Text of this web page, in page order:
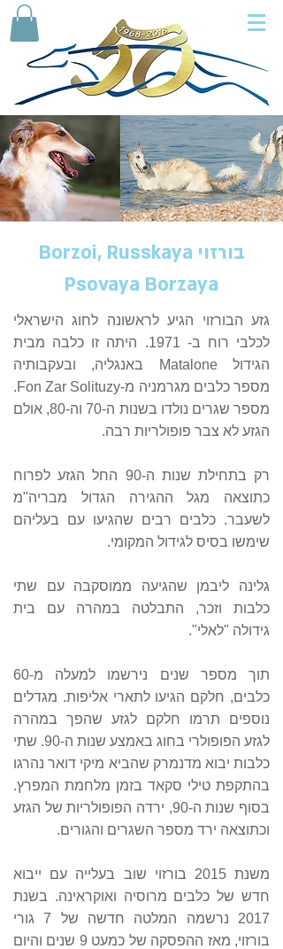
בורזוי Borzoi, Russkaya
Psovaya Borzaya
גזע הבורזוי הגיע לראשונה לחוג הישראלי
לכלבי רוח ב- 1971. היתה זו כלבה מבית
הגידול Matalone באנגליה, ובעקבותיה
מספר כלבים מגרמניה מ-Fon Zar Solituzy.
מספר שגרים נולדו בשנות ה-70 וה-80, אולם
הגזע לא צבר פופולריות רבה.
רק בתחילת שנות ה-90 החל הגזע לפרוח
כתוצאה מגל ההגירה הגדול מבריה"מ
לשעבר. כלבים רבים שהגיעו עם בעליהם
שימשו בסיס לגידול המקומי.
גלינה ליבמן שהגיעה ממוסקבה עם שתי
כלבות וזכר, התבלטה במהרה עם בית
גידולה "לאלי".
תוך מספר שנים נירשמו למעלה מ-60
כלבים, חלקם הגיעו לתארי אליפות. מגדלים
נוספים תרמו חלקם לגזע שהפך במהרה
לגזע הפופולרי בחוג באמצע שנות ה-90. שתי
כלבות יבוא מדנמרק שהביא מיקי דואר נהרגו
בהתקפת טילי סקאד בזמן מלחמת המפרץ.
בסוף שנות ה-90, ירדה הפופולריות של הגזע
וכתוצאה ירד מספר השגרים והגורים.
משנת 2015 בורזוי שוב בעלייה עם ייבוא
חדש של כלבים מרוסיה ואוקראינה. בשנת
2017 נרשמה המלטה חדשה של 7 גורי
בורזוי, מאז ההפסקה של כמעט 9 שנים והיום